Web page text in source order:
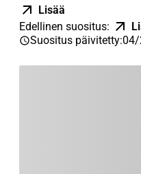
Lisää
Edellinen suositus:
Suositus päivitetty:04/